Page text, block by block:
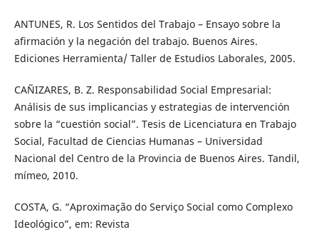
ANTUNES, R. Los Sentidos del Trabajo – Ensayo sobre la
afirmación y la negación del trabajo. Buenos Aires.
Ediciones Herramienta/ Taller de Estudios Laborales, 2005.
CAÑIZARES, B. Z. Responsabilidad Social Empresarial:
Análisis de sus implicancias y estrategias de intervención
sobre la “cuestión social”. Tesis de Licenciatura en Trabajo
Social, Facultad de Ciencias Humanas – Universidad
Nacional del Centro de la Provincia de Buenos Aires. Tandil,
mímeo, 2010.
COSTA, G. “Aproximação do Serviço Social como Complexo
Ideológico”, em: Revista